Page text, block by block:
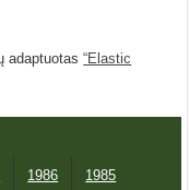
adaptuotas“Elastic
1986 1985